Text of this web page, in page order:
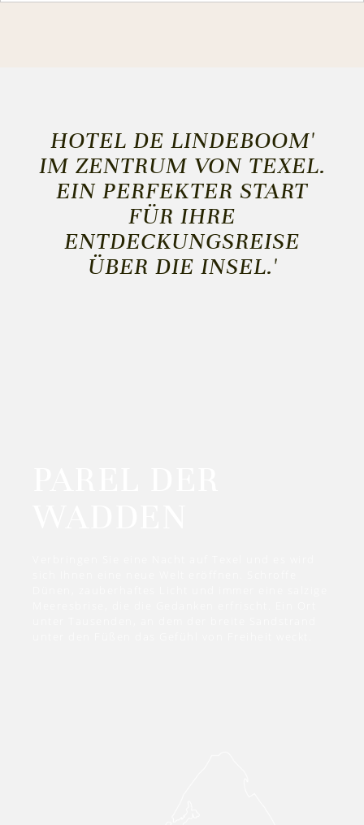
HOTEL DE LINDEBOOM'
IM ZENTRUM VON TEXEL.
EIN PERFEKTER START
FÜR IHRE
ENTDECKUNGSREISE
ÜBER DIE INSEL.'